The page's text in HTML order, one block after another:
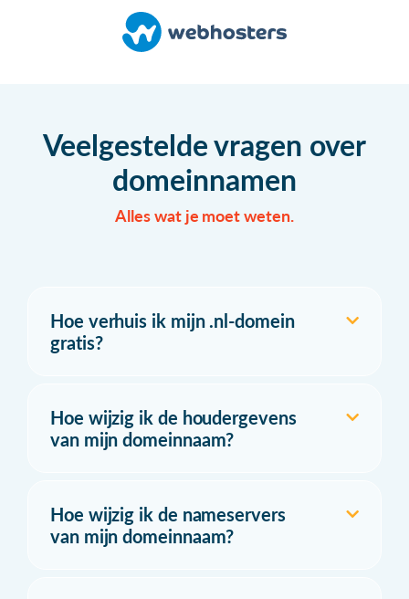
Veelgestelde vragen over
domeinnamen
Alles wat je moet weten.
Hoe verhuis ik mijn .nl-domein
gratis?
Hoe wijzig ik de houdergevens
van mijn domeinnaam?
Hoe wijzig ik de nameservers
van mijn domeinnaam?